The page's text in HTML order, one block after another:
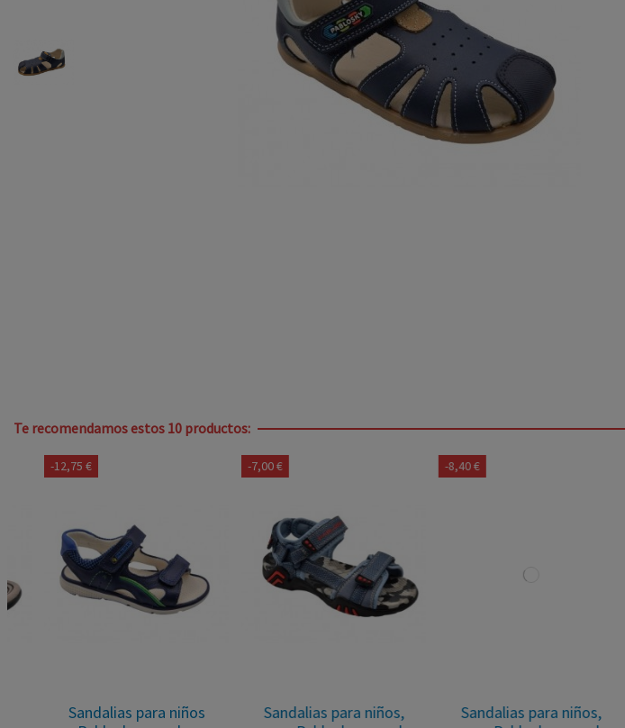
Te recomendamos estos 10 productos:
-12,75 €
Sandalias para niños
-7,00 €
Sandalias para niños,
-8,40 €
Sandalias para niños,